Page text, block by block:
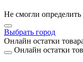
Не смогли
Выбрать город
Онлайн остатки
Онлайн остатки